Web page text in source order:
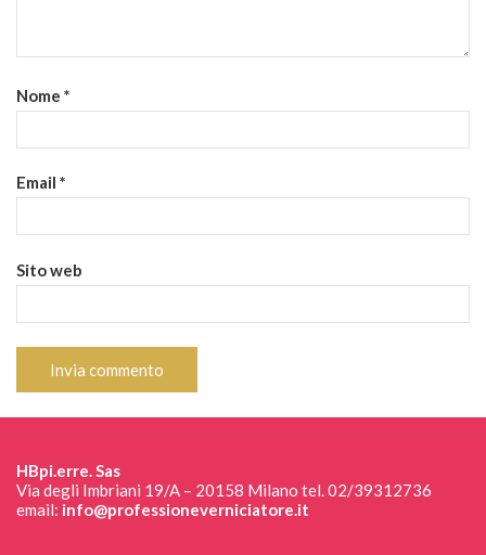
Nome *
Email *
Sito web
HBpi.erre. Sas
Via degli Imbriani 19/A – 20158 Milano tel. 02/39312736
email: info@professioneverniciatore.it